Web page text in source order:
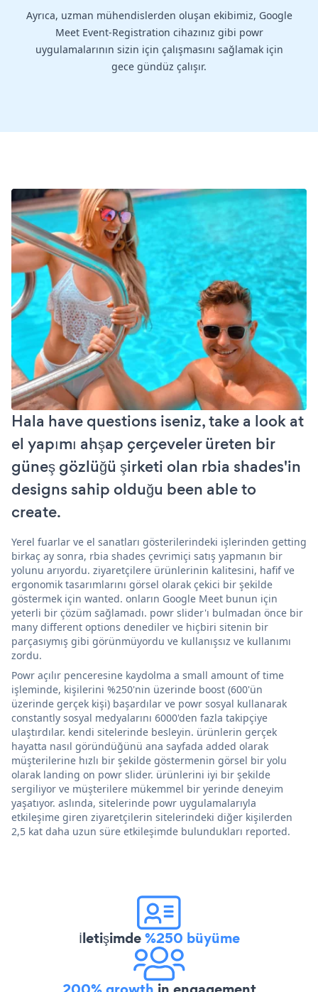
Ayrıca, uzman mühendislerden oluşan ekibimiz, Google
Meet Event-Registration cihazınız gibi powr
uygulamalarının sizin için çalışmasını sağlamak için
gece gündüz çalışır.
Hala have questions iseniz, take a look at
el yapımı ahşap çerçeveler üreten bir
güneş gözlüğü şirketi olan rbia shades'in
designs sahip olduğu been able to
create.
Yerel fuarlar ve el sanatları gösterilerindeki işlerinden getting
birkaç ay sonra, rbia shades çevrimiçi satış yapmanın bir
yolunu arıyordu. ziyaretçilere ürünlerinin kalitesini, hafif ve
ergonomik tasarımlarını görsel olarak çekici bir şekilde
göstermek için wanted. onların Google Meet bunun için
yeterli bir çözüm sağlamadı. powr slider'ı bulmadan önce bir
many different options denediler ve hiçbiri sitenin bir
parçasıymış gibi görünmüyordu ve kullanışsız ve kullanımı
zordu.
Powr açılır penceresine kaydolma a small amount of time
işleminde, kişilerini %250'nin üzerinde boost (600'ün
üzerinde gerçek kişi) başardılar ve powr sosyal kullanarak
constantly sosyal medyalarını 6000'den fazla takipçiye
ulaştırdılar. kendi sitelerinde besleyin. ürünlerin gerçek
hayatta nasıl göründüğünü ana sayfada added olarak
müşterilerine hızlı bir şekilde göstermenin görsel bir yolu
olarak landing on powr slider. ürünlerini iyi bir şekilde
sergiliyor ve müşterilere mükemmel bir yerinde deneyim
yaşatıyor. aslında, sitelerinde powr uygulamalarıyla
etkileşime giren ziyaretçilerin sitelerindeki diğer kişilerden
2,5 kat daha uzun süre etkileşimde bulundukları reported.
İletişimde%250 büyüme